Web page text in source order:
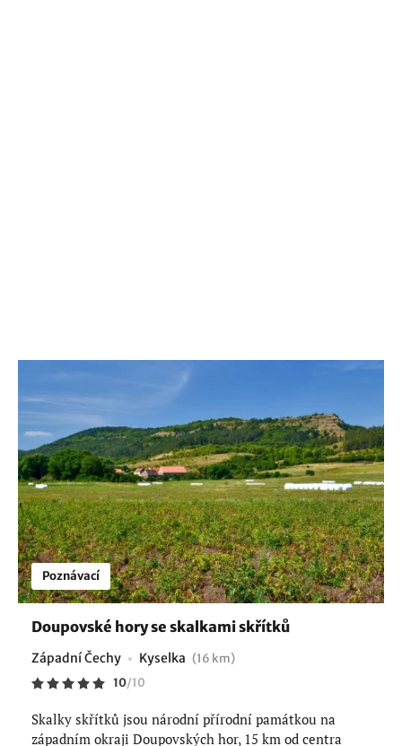
Poznávací
Doupovské hory se skalkami skřítků
Západní Čechy Kyselka (16 km)
10/10
Skalky skřítků jsou národní přírodní památkou na
západním okraji Doupovských hor, 15 km od centra